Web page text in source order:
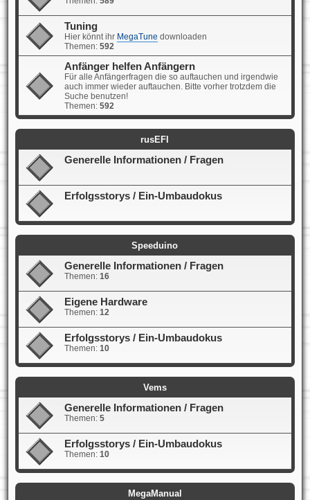
Tuning
Hier könnt ihr MegaTune downloaden
Themen: 592
Anfänger helfen Anfängern
Für alle Anfängerfragen die so auftauchen und irgendwie
auch immer wieder auftauchen. Bitte vorher trotzdem die
Suche benutzen!
Themen: 592
rusEFI
Generelle Informationen / Fragen
Erfolgsstorys / Ein-Umbaudokus
Speeduino
Generelle Informationen / Fragen
Themen: 16
Eigene Hardware
Themen: 12
Erfolgsstorys / Ein-Umbaudokus
Themen: 10
Vems
Generelle Informationen / Fragen
Themen: 5
Erfolgsstorys / Ein-Umbaudokus
Themen: 10
MegaManual